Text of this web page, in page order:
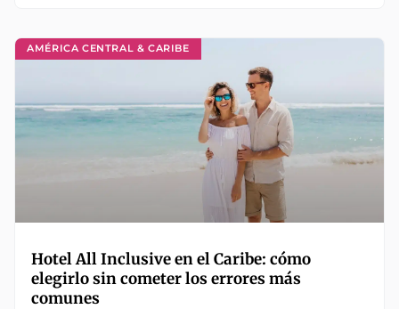
AMÉRICA CENTRAL & CARIBE
Hotel All Inclusive en el Caribe: cómo
elegirlo sin cometer los errores más
comunes